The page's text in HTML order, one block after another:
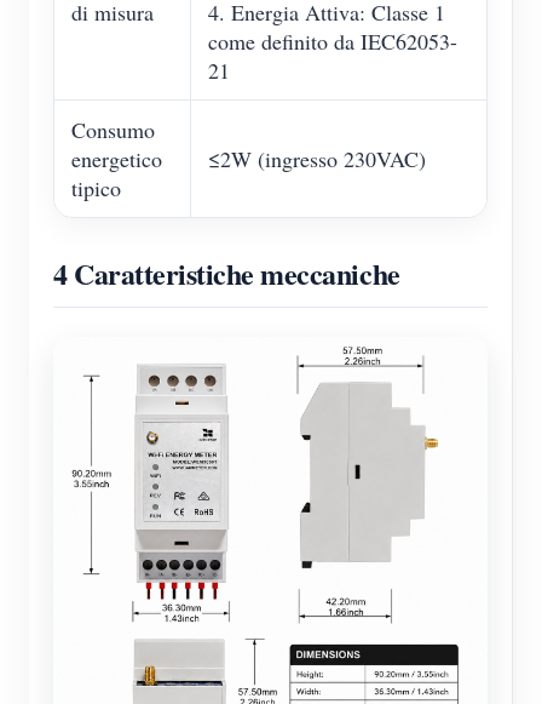
di misura
4. Energia Attiva: Classe 1
come definito da IEC62053-
21
Consumo
energetico
tipico
≤2W (ingresso 230VAC)
4 Caratteristiche meccaniche